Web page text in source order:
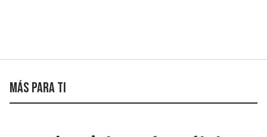
Más para ti